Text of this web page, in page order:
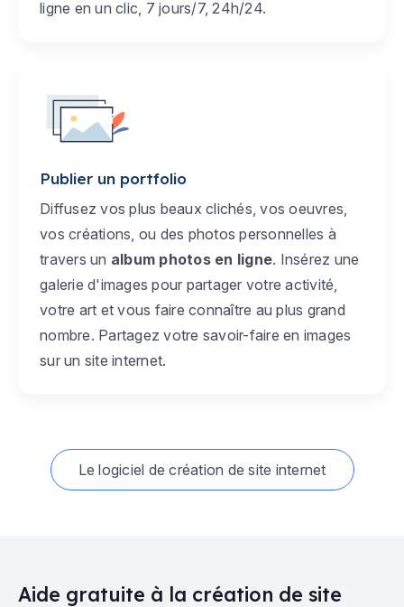
ligne en un clic, 7 jours/7, 24h/24.
Publier un portfolio
Diffusez vos plus beaux clichés, vos oeuvres,
vos créations, ou des photos personnelles à
travers un album photos en ligne. Insérez une
galerie d'images pour partager votre activité,
votre art et vous faire connaître au plus grand
nombre. Partagez votre savoir-faire en images
sur un site internet.
Le logiciel de création de site internet
Aide gratuite à la création de site